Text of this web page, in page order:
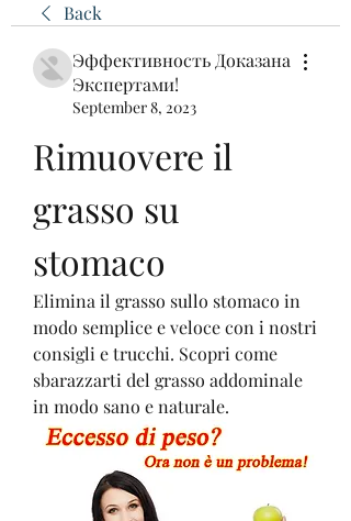
Back
Эффективность Доказана
Экспертами!
September 8, 2023
Rimuovere il
grasso su
stomaco
Elimina il grasso sullo stomaco in
modo semplice e veloce con i nostri
consigli e trucchi. Scopri come
sbarazzarti del grasso addominale
in modo sano e naturale.